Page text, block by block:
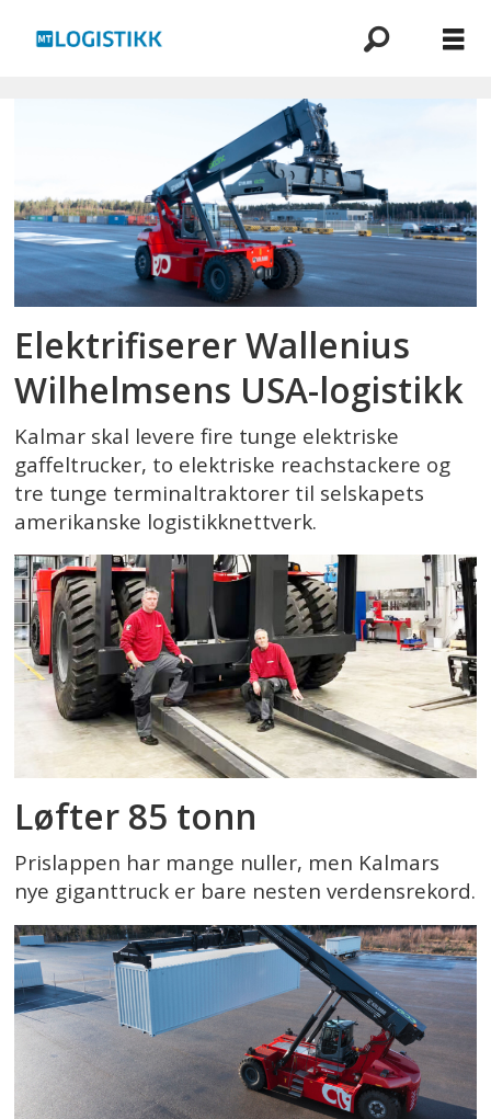
Elektrifiserer Wallenius
Wilhelmsens USA-logistikk
Kalmar skal levere fire tunge elektriske
gaffeltrucker, to elektriske reachstackere og
tre tunge terminaltraktorer til selskapets
amerikanske logistikknettverk.
Løfter 85 tonn
Prislappen har mange nuller, men Kalmars
nye giganttruck er bare nesten verdensrekord.